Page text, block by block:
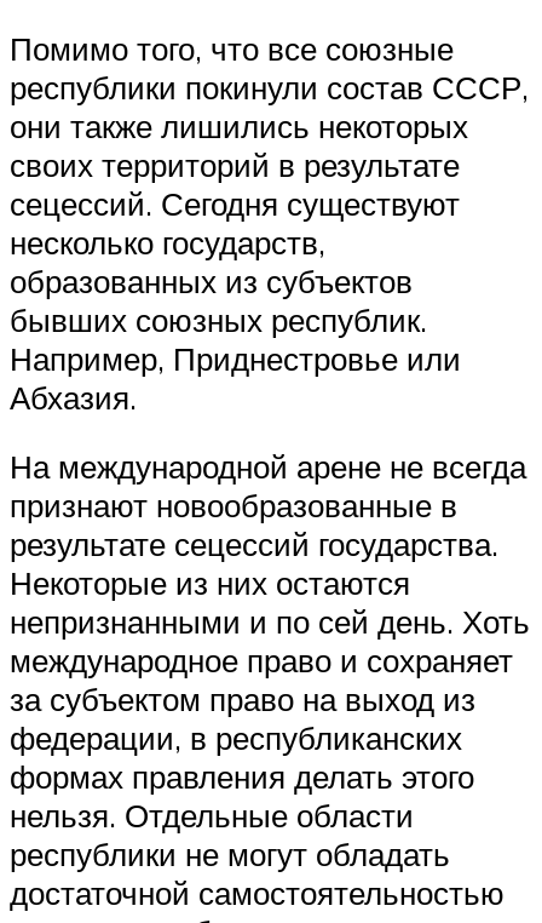
Помимо того, что все союзные
республики покинули состав СССР,
они также лишились некоторых
своих территорий в результате
сецессий. Сегодня существуют
несколько государств,
образованных из субъектов
бывших союзных республик.
Например, Приднестровье или
Абхазия.
На международной арене не всегда
признают новообразованные в
результате сецессий государства.
Некоторые из них остаются
непризнанными и по сей день. Хоть
международное право и сохраняет
за субъектом право на выход из
федерации, в республиканских
формах правления делать этого
нельзя. Отдельные области
республики не могут обладать
достаточной самостоятельностью